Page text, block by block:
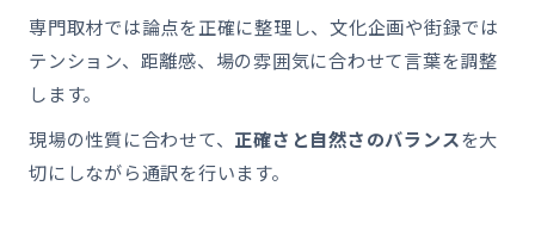
専門取材では論点を正確に整理し、文化企画や街録では
テンション、距離感、場の雰囲気に合わせて言葉を調整
します。
現場の性質に合わせて、 正確さと自然さのバランスを大
切にしながら通訳を行います。